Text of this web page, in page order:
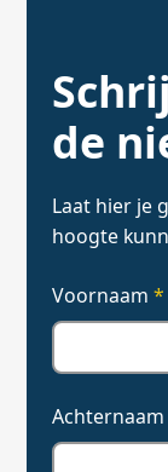
de
Laat hier je
hoogte
Voornaam *
Achternaam